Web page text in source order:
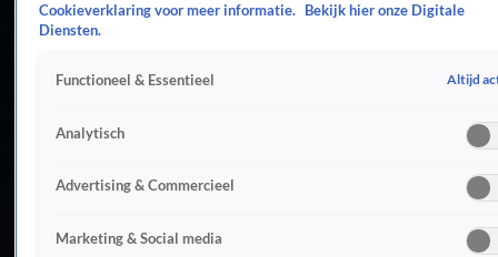
Cookieverklaring voor meer informatie.
Bekijk hier onze Digitale
Diensten.
Functioneel & Essentieel Altijd
Analytisch
Advertising & Commercieel
Marketing & Social media